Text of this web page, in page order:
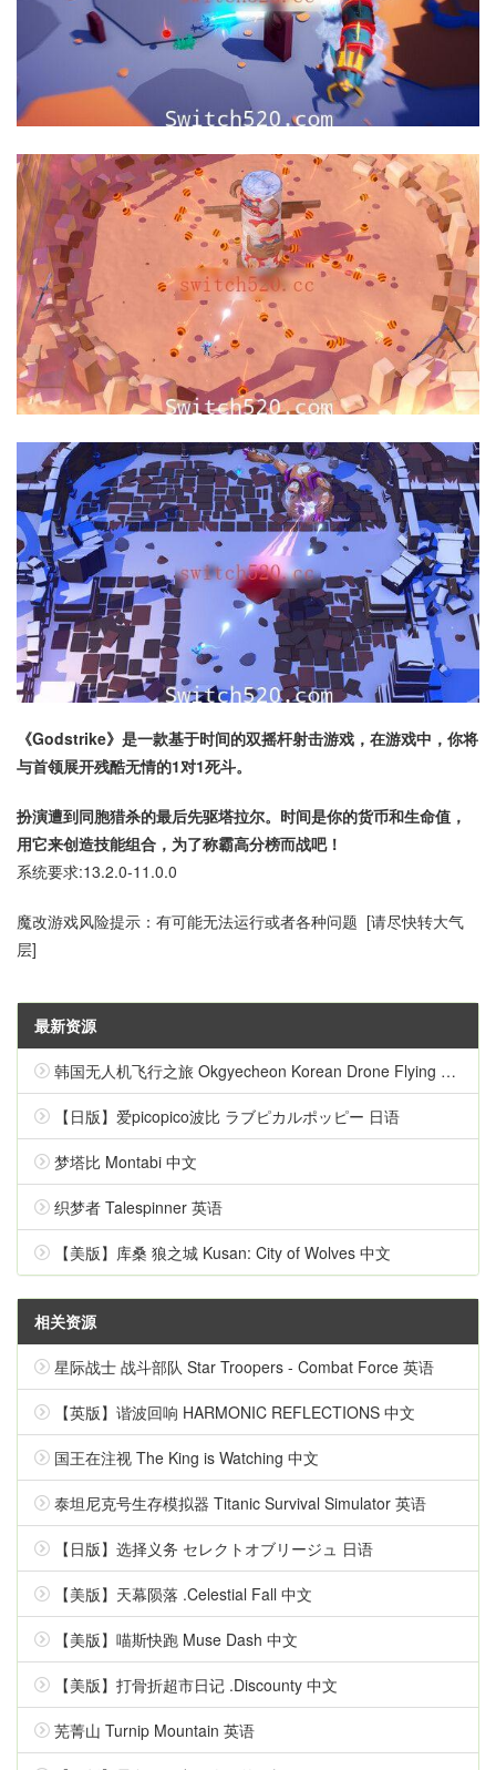
《Godstrike》是一款基于时间的双摇杆射击游戏，在游戏中，你将
与首领展开残酷无情的1对1死斗。
扮演遭到同胞猎杀的最后先驱塔拉尔。时间是你的货币和生命值，
用它来创造技能组合，为了称霸高分榜而战吧！
系统要求:13.2.0-11.0.0
魔改游戏风险提示：有可能无法运行或者各种问题 [请尽快转大气
层]
最新资源
韩国无人机飞行之旅 Okgyecheon Korean Drone Flying Tour Okgyecheon 中文
【日版】爱picopico波比 ラブピカルポッピー 日语
梦塔比 Montabi 中文
织梦者 Talespinner 英语
【美版】库桑 狼之城 Kusan: City of Wolves 中文
相关资源
星际战士 战斗部队 Star Troopers - Combat Force 英语
【英版】谐波回响 HARMONIC REFLECTIONS 中文
国王在注视 The King is Watching 中文
泰坦尼克号生存模拟器 Titanic Survival Simulator 英语
【日版】选择义务 セレクトオブリージュ 日语
【美版】天幕陨落 .Celestial Fall 中文
【美版】喵斯快跑 Muse Dash 中文
【美版】打骨折超市日记 .Discounty 中文
芜菁山 Turnip Mountain 英语